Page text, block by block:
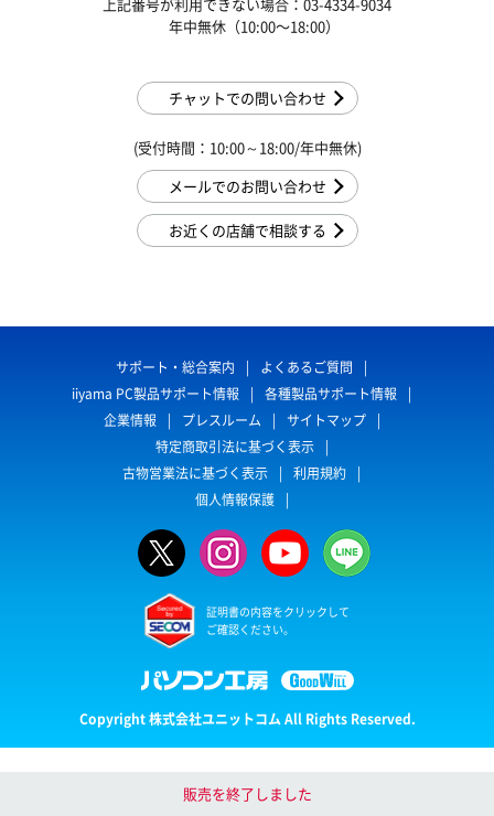
上記番号が利用できない場合：03-4334-9034
年中無休（10:00〜18:00）
チャットでの問い合わせ
(受付時間：10:00～18:00/年中無休)
メールでのお問い合わせ
お近くの店舗で相談する
販売を終了しました
サポート・総合案内
よくあるご質問
iiyama PC製品サポート情報
各種製品サポート情報
企業情報
プレスルーム
サイトマップ
特定商取引法に基づく表示
古物営業法に基づく表示
利用規約
個人情報保護
証明書の内容をクリックして
ご確認ください。
Copyright 株式会社ユニットコム All Rights Reserved.